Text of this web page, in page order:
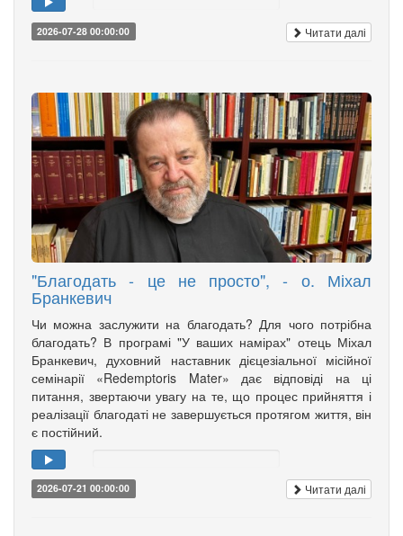
2026-07-28 00:00:00 Читати далі
"Благодать - це не просто", - о. Міхал
Бранкевич
Чи можна заслужити на благодать? Для чого потрібна
благодать? В програмі "У ваших намірах" отець Міхал
Бранкевич, духовний наставник дієцезіальної місійної
семінарії «Redemptoris Mater» дає відповіді на ці
питання, звертаючи увагу на те, що процес прийняття і
реалізації благодаті не завершується протягом життя, він
є постійний.
2026-07-21 00:00:00 Читати далі